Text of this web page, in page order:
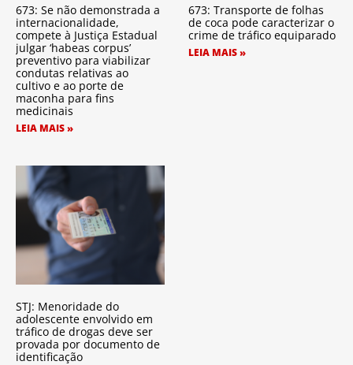
673: Se não demonstrada a
internacionalidade,
compete à Justiça Estadual
julgar ‘habeas corpus’
preventivo para viabilizar
condutas relativas ao
cultivo e ao porte de
maconha para fins
medicinais
LEIA MAIS »
673: Transporte de folhas
de coca pode caracterizar o
crime de tráfico equiparado
LEIA MAIS »
STJ: Menoridade do
adolescente envolvido em
tráfico de drogas deve ser
provada por documento de
identificação